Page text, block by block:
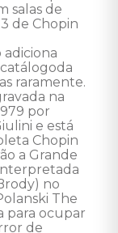
salas de
de Chopin
adiciona
raramente.
na
por
e está
Chopin
a Grande
no
The
para ocupar
de